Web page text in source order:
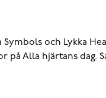
Symbols och Lykka
på Alla hjärtans dag.